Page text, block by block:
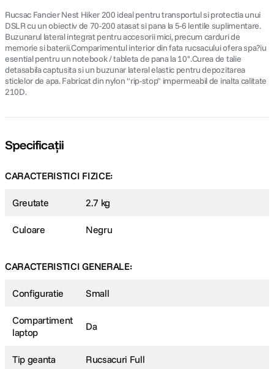
Rucsac Fancier Nest Hiker 200 ideal pentru transportul si protectia unui
DSLR cu un obiectiv de 70-200 atasat si pana la 5-6 lentile suplimentare.
Buzunarul lateral integrat pentru accesorii mici, precum carduri de
memorie si baterii.Comparimentul interior din fata rucsacului ofera spa?iu
esential pentru un notebook / tableta de pana la 10''.Curea de talie
detasabila captusita si un buzunar lateral elastic pentru depozitarea
sticlelor de apa. Fabricat din nylon "rip-stop" impermeabil de inalta calitate
210D.
Specificații
CARACTERISTICI FIZICE:
Greutate 2.7 kg
Culoare Negru
CARACTERISTICI GENERALE:
Configuratie Small
Compartiment
laptop
Da
Tip geanta Rucsacuri Full